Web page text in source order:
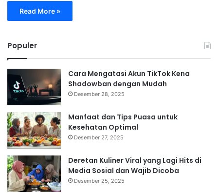
Read More »
Populer
Cara Mengatasi Akun TikTok Kena
Shadowban dengan Mudah
Desember 28, 2025
Manfaat dan Tips Puasa untuk
Kesehatan Optimal
Desember 27, 2025
Deretan Kuliner Viral yang Lagi Hits di
Media Sosial dan Wajib Dicoba
Desember 25, 2025